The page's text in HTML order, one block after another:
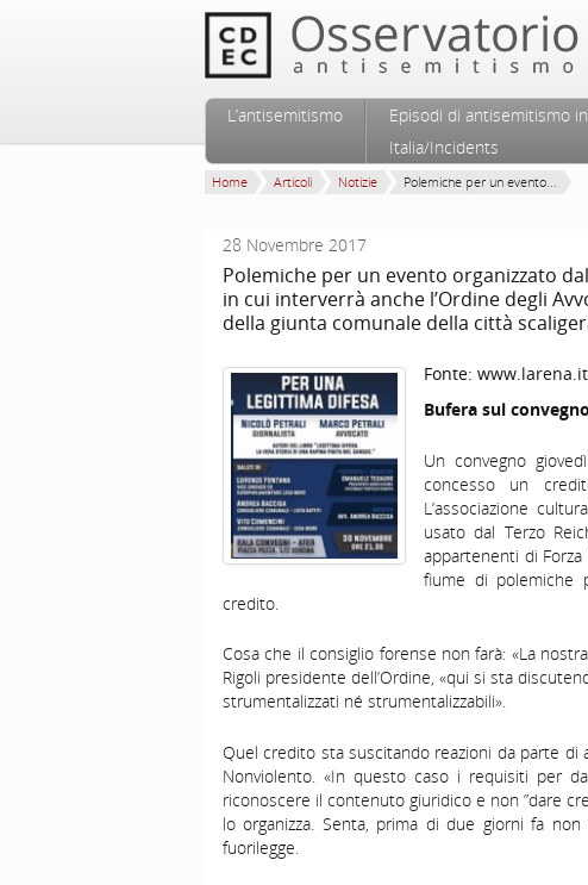
Menu principale
Vai al contenuto principale
Vai al contenuto secondario
L’antisemitismo
Episodi di antisemitismo in
Italia/Incidents
Home Articoli Notizie Polemiche per un evento...
28 Novembre 2017
Polemiche per un evento organizzato
in cui interverrà anche l’Ordine degli
della giunta comunale della città
Fonte: www.larena.it
Bufera sul convegno
Un convegno
concesso un
L’associazione
usato dal Terzo
appartenenti di
fiume di polemiche
credito.
Cosa che il consiglio forense non farà: «La
Rigoli presidente dell’Ordine, «qui si sta
strumentalizzati né strumentalizzabili».
Quel credito sta suscitando reazioni da parte
Nonviolento. «In questo caso i requisiti per
riconoscere il contenuto giuridico e non ”dare
lo organizza. Senta, prima di due giorni fa
fuorilegge.